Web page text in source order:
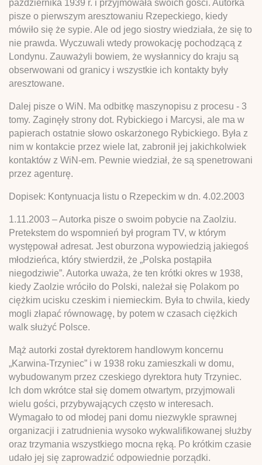
października 1939 r. i przyjmowała swoich gości. Autorka
pisze o pierwszym aresztowaniu Rzepeckiego, kiedy
mówiło się że sypie. Ale od jego siostry wiedziała, że się to
nie prawda. Wyczuwali wtedy prowokację pochodzącą z
Londynu. Zauważyli bowiem, że wysłannicy do kraju są
obserwowani od granicy i wszystkie ich kontakty były
aresztowane.
Dalej pisze o WiN. Ma odbitkę maszynopisu z procesu - 3
tomy. Zaginęły strony dot. Rybickiego i Marcysi, ale ma w
papierach ostatnie słowo oskarżonego Rybickiego. Była z
nim w kontakcie przez wiele lat, zabronił jej jakichkolwiek
kontaktów z WiN-em. Pewnie wiedział, że są spenetrowani
przez agenturę.
Dopisek: Kontynuacja listu o Rzepeckim w dn. 4.02.2003
1.11.2003 – Autorka pisze o swoim pobycie na Zaolziu.
Pretekstem do wspomnień był program TV, w którym
występował adresat. Jest oburzona wypowiedzią jakiegoś
młodzieńca, który stwierdził, że „Polska postąpiła
niegodziwie”. Autorka uważa, że ten krótki okres w 1938,
kiedy Zaolzie wróciło do Polski, należał się Polakom po
ciężkim ucisku czeskim i niemieckim. Była to chwila, kiedy
mogli złapać równowagę, by potem w czasach ciężkich
walk służyć Polsce.
Mąż autorki został dyrektorem handlowym koncernu
„Karwina-Trzyniec” i w 1938 roku zamieszkali w domu,
wybudowanym przez czeskiego dyrektora huty Trzyniec.
Ich dom wkrótce stał się domem otwartym, przyjmowali
wielu gości, przybywających często w interesach.
Wymagało to od młodej pani domu niezwykle sprawnej
organizacji i zatrudnienia wysoko wykwalifikowanej służby
oraz trzymania wszystkiego mocna ręką. Po krótkim czasie
udało jej się zaprowadzić odpowiednie porządki.